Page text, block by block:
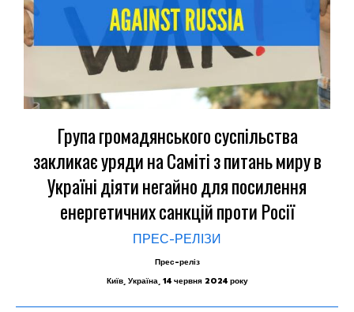
Група громадянського суспільства
закликає уряди на Саміті з питань миру в
Україні діяти негайно для посилення
енергетичних санкцій проти Росії
ПРЕС-РЕЛІЗИ
Прес-реліз
Київ, Україна, 14 червня 2024 року